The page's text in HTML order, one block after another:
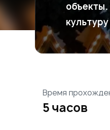
Время
5 часов